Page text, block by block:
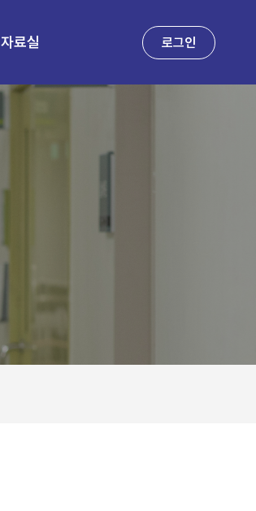
자료실 로그인